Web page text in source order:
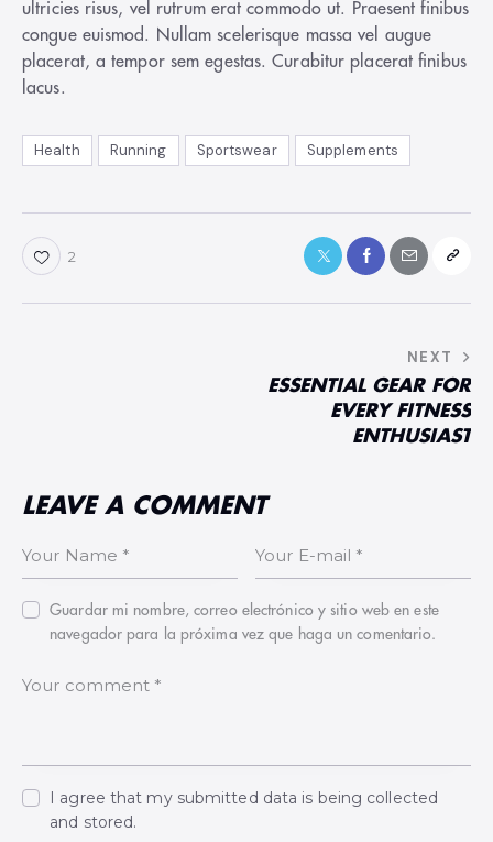
ultricies risus, vel rutrum erat commodo ut. Praesent finibus
congue euismod. Nullam scelerisque massa vel augue
placerat, a tempor sem egestas. Curabitur placerat finibus
lacus.
Health Running Sportswear Supplements
2
NEXT
ESSENTIAL GEAR FOR
EVERY FITNESS
ENTHUSIAST
LEAVE A COMMENT
Guardar mi nombre, correo electrónico y sitio web en este
navegador para la próxima vez que haga un comentario.
I agree that my submitted data is being collected
and stored.